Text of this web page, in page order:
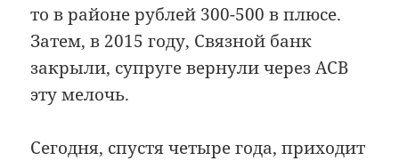
то в районе рублей 300-500 в плюсе.
Затем, в 2015 году, Связной банк
закрыли, супруге вернули через АСВ
эту мелочь.
Сегодня, спустя четыре года, приходит